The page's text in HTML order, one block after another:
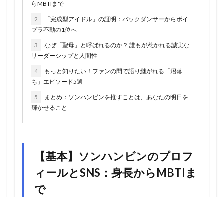
らMBTIまで
2
「完成型アイドル」の証明：バックダンサーからボイ
プラ不動の1位へ
3
なぜ「聖母」と呼ばれるのか？ 誰もが惹かれる誠実な
リーダーシップと人間性
4
もっと知りたい！ファンの間で語り継がれる「沼落
ち」エピソード5選
5
まとめ：ソンハンビンを推すことは、あなたの明日を
輝かせること
【基本】ソンハンビンのプロフ
ィールとSNS：身長からMBTIま
で